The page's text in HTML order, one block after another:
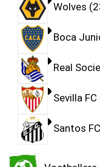
Wolves
Boca
Real
Sevilla FC
Santos FC